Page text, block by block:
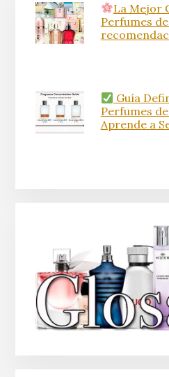
La Mejor
Perfumes
Guía
Perfumes
Aprende a